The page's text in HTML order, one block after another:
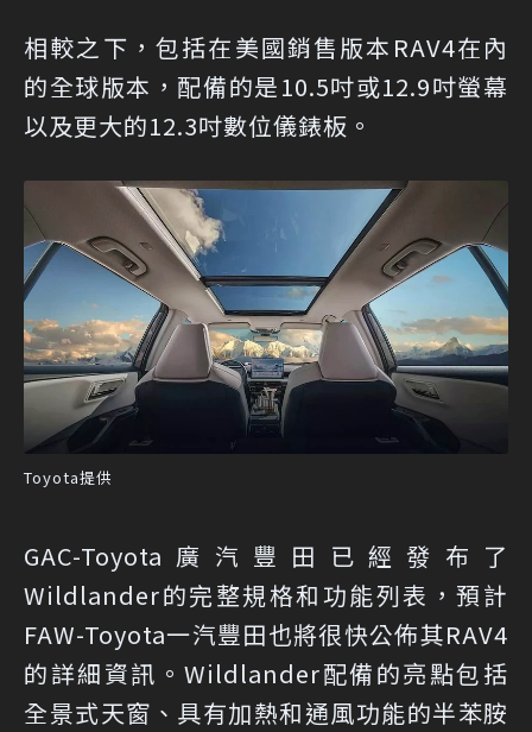
相較之下，包括在美國銷售版本RAV4在內
的全球版本，配備的是10.5吋或12.9吋螢幕
以及更大的12.3吋數位儀錶板。
Toyota提供
GAC-Toyota廣汽豐田已經發布了
Wildlander的完整規格和功能列表，預計
FAW-Toyota一汽豐田也將很快公佈其RAV4
的詳細資訊。Wildlander配備的亮點包括
全景式天窗、具有加熱和通風功能的半苯胺